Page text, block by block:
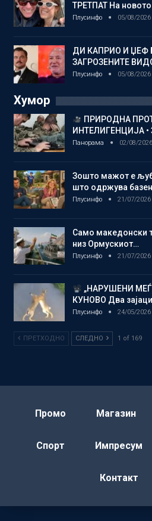
ТРЕТПАТ На
Плусинфо 05/08/2026
ДИ КАПРИО И ЏЕФ
ЗАГРОЗЕНИТЕ
Плусинфо 05/08/2026
Хумор
ПРИРОДНА
ИНТЕЛИГЕНЦИЈА
Панорама 02/08/2026
Зошто мажот е
што одржува
Плусинфо 21/07/2026
Само македонски
низ Ормускиот…
Плусинфо 21/07/2026
„НАРУШЕНИ
КУНОВО Два
Плусинфо 24/05/2026
ПРЕТХОДНО СЛЕДНО 1 of 169
Промо Магазин
Спорт Импресум
Контакт